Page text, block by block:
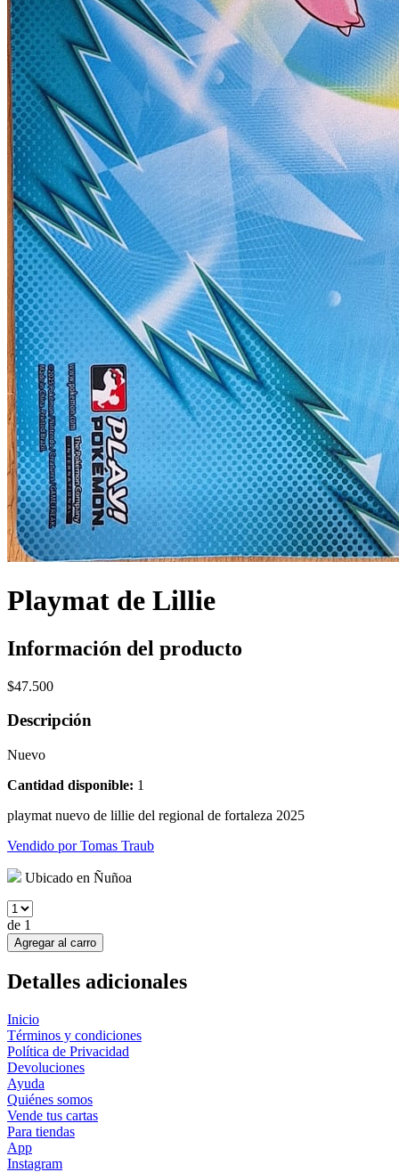
Playmat de Lillie
Información del producto
$47.500
Descripción
Nuevo
Cantidad disponible: 1
playmat nuevo de lillie del regional de fortaleza 2025
Vendido porTomas Traub
Ubicado en Ñuñoa
de 1
Agregar al carro
Detalles adicionales
Inicio
Términos y condiciones
Política de Privacidad
Devoluciones
Ayuda
Quiénes somos
Vende tus cartas
Para tiendas
App
Instagram